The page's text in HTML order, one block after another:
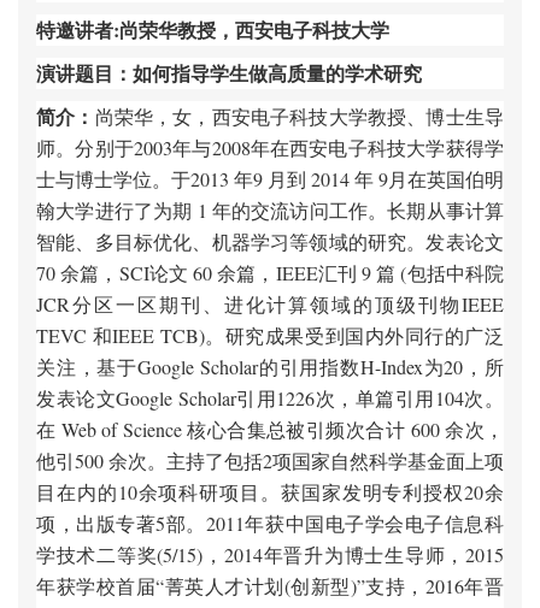
特邀讲者:尚荣华教授，西安电子科技大学
演讲题目：如何指导学生做高质量的学术研究
简介： 尚荣华，女，西安电子科技大学教授、博士生导
师。分别于2003年与2008年在西安电子科技大学获得学
士与博士学位。于2013 年9 月到 2014 年 9月在英国伯明
翰大学进行了为期 1 年的交流访问工作。长期从事计算
智能、多目标优化、机器学习等领域的研究。发表论文
70 余篇，SCI论文 60 余篇，IEEE汇刊 9 篇 (包括中科院
JCR分区一区期刊、进化计算领域的顶级刊物IEEE
TEVC 和IEEE TCB)。研究成果受到国内外同行的广泛
关注，基于Google Scholar的引用指数H-Index为20，所
发表论文Google Scholar引用1226次，单篇引用104次。
在 Web of Science 核心合集总被引频次合计 600 余次，
他引500 余次。主持了包括2项国家自然科学基金面上项
目在内的10余项科研项目。获国家发明专利授权20余
项，出版专著5部。2011年获中国电子学会电子信息科
学技术二等奖(5/15)，2014年晋升为博士生导师，2015
年获学校首届“菁英人才计划(创新型)”支持，2016年晋